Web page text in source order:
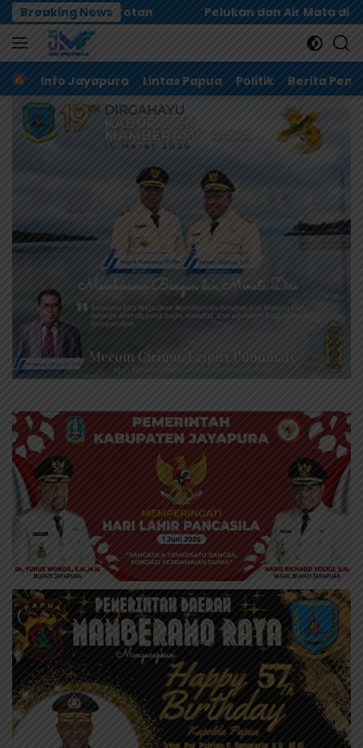
Langsung
ke
konten
Breaking News
Pelukan dan Air Mata di Biak, Dualisme Dewan Adat
Home
Info Jayapura Lintas Papua Politik Berita